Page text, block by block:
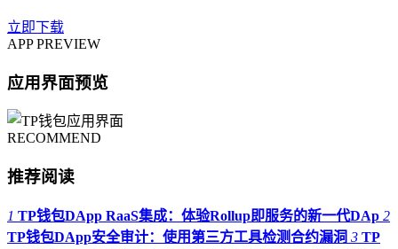
立即下载
APP PREVIEW
应用界面预览
RECOMMEND
推荐阅读
1 TP钱包DApp RaaS集成：体验Rollup即服务的新一代DAp 2
TP钱包DApp安全审计：使用第三方工具检测合约漏洞 3 TP